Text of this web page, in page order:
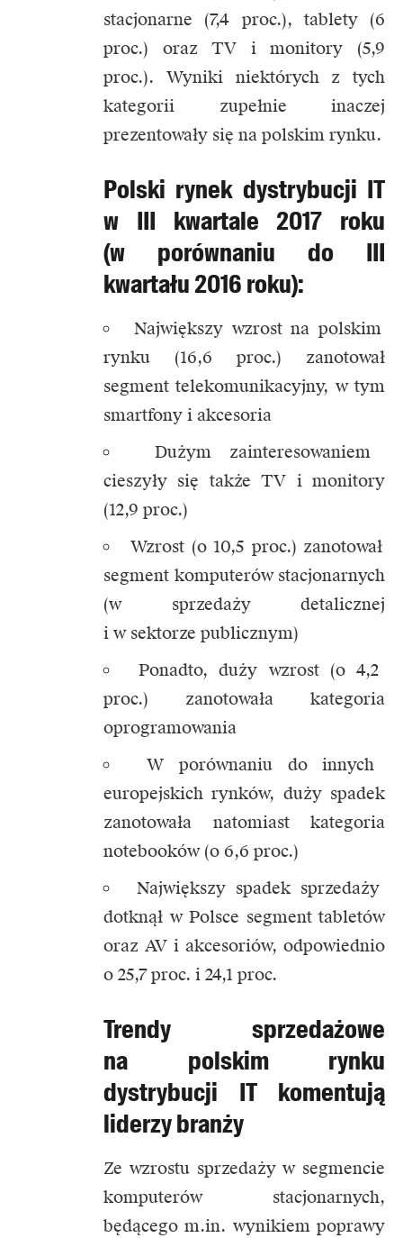
stacjonarne (7,4 proc.), tablety (6
proc.) oraz TV i monitory (5,9
proc.). Wyniki niektórych z tych
kategorii zupełnie inaczej
prezentowały się na polskim rynku.
Polski rynek dystrybucji IT
w III kwartale 2017 roku
(w porównaniu do III
kwartału 2016 roku):
Największy wzrost na polskim
rynku (16,6 proc.) zanotował
segment telekomunikacyjny, w tym
smartfony i akcesoria
Dużym zainteresowaniem
cieszyły się także TV i monitory
(12,9 proc.)
Wzrost (o 10,5 proc.) zanotował
segment komputerów stacjonarnych
(w sprzedaży detalicznej
i w sektorze publicznym)
Ponadto, duży wzrost (o 4,2
proc.) zanotowała kategoria
oprogramowania
W porównaniu do innych
europejskich rynków, duży spadek
zanotowała natomiast kategoria
notebooków (o 6,6 proc.)
Największy spadek sprzedaży
dotknął w Polsce segment tabletów
oraz AV i akcesoriów, odpowiednio
o 25,7 proc. i 24,1 proc.
Trendy sprzedażowe
na polskim rynku
dystrybucji IT komentują
liderzy branży
Ze wzrostu sprzedaży w segmencie
komputerów stacjonarnych,
będącego m.in. wynikiem poprawy